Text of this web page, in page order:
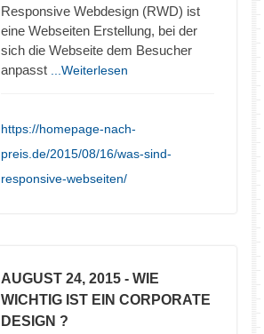
Responsive Webdesign (RWD) ist
eine Webseiten Erstellung, bei der
sich die Webseite dem Besucher
anpasst
...Weiterlesen
https://homepage-nach-
preis.de/2015/08/16/was-sind-
responsive-webseiten/
AUGUST 24, 2015 - WIE
WICHTIG IST EIN CORPORATE
DESIGN ?